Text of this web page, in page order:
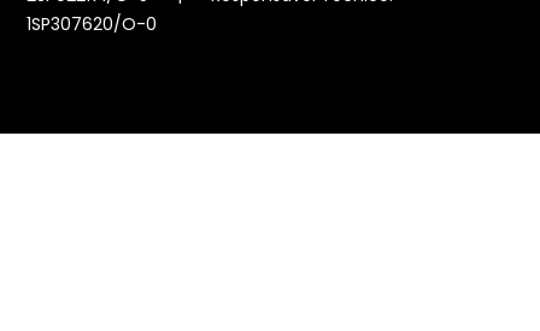
1SP307620/O-0